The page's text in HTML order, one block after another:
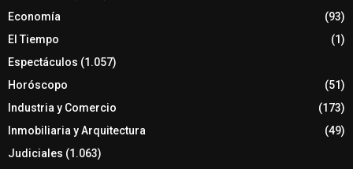
Economía
(93)
El Tiempo
(1)
Espectáculos (1.057)
Horóscopo
(51)
Industria y Comercio
(173)
Inmobiliaria y Arquitectura
(49)
Judiciales (1.063)